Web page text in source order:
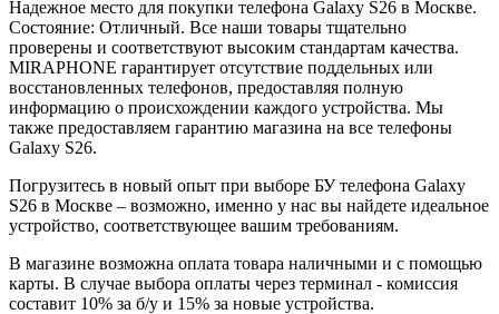
Надежное место для покупки телефона Galaxy S26 в Москве.
Состояние: Отличный. Все наши товары тщательно
проверены и соответствуют высоким стандартам качества.
MIRAPHONE гарантирует отсутствие поддельных или
восстановленных телефонов, предоставляя полную
информацию о происхождении каждого устройства. Мы
также предоставляем гарантию магазина на все телефоны
Galaxy S26.
Погрузитесь в новый опыт при выборе БУ телефона Galaxy
S26 в Москве – возможно, именно у нас вы найдете идеальное
устройство, соответствующее вашим требованиям.
В магазине возможна оплата товара наличными и с помощью
карты. В случае выбора оплаты через терминал - комиссия
составит 10% за б/у и 15% за новые устройства.